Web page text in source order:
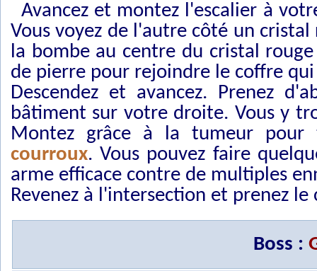
Avancez et montez l'escalier à
Vous voyez de l'autre côté un
la bombe au centre du cristal
de pierre pour rejoindre le coffre
Descendez et avancez. Prenez
bâtiment sur votre droite. Vous y
Montez grâce à la tumeur
courroux. Vous pouvez faire
arme efficace contre de multiples
Revenez à l'intersection et prenez
Boss :